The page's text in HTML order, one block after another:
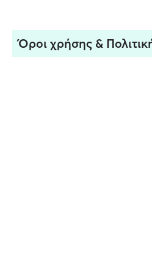
Όροι χρήσης &